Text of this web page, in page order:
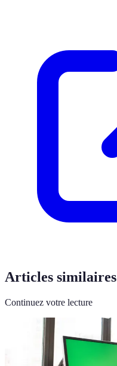
Articles similaires
Continuez votre lecture